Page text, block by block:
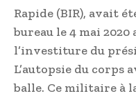
Rapide (BIR), avait
bureau le 4 mai
l’investiture du
L’autopsie du corps
balle. Ce militaire à